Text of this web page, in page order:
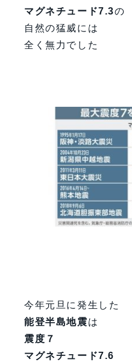
マグネチュード7.3の
自然の猛威には
全く無力でした
今年元旦に発生した
能登半島地震は
震度７
マグネチュード7.6